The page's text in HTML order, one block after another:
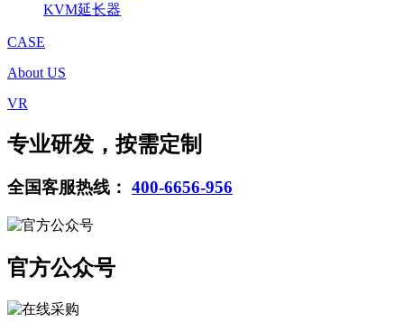
KVM延长器
CASE
About US
VR
专业研发，按需定制
全国客服热线： 400-6656-956
官方公众号